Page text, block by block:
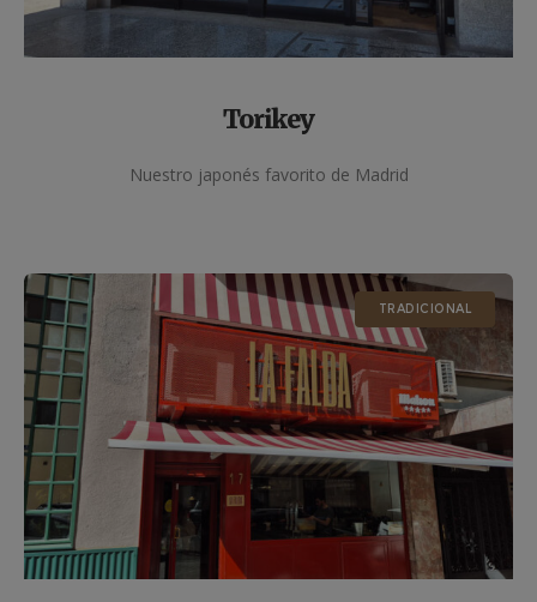
Torikey
Nuestro japonés favorito de Madrid
TRADICIONAL